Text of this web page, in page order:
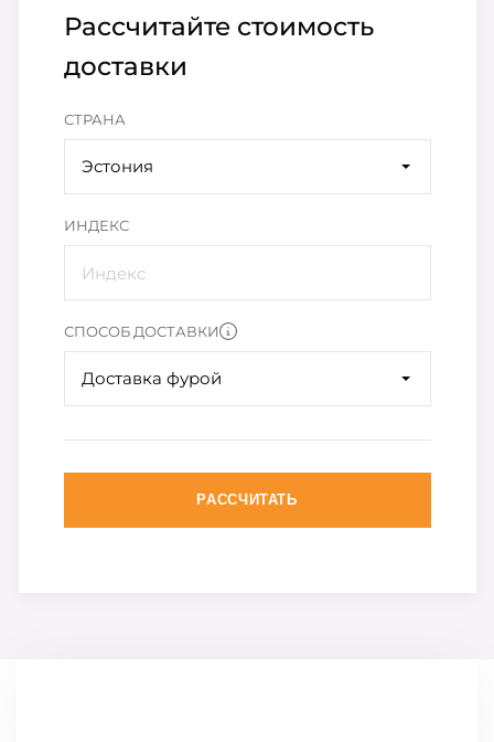
Рассчитайте стоимость
доставки
СТРАНА
Эстония
ИНДЕКС
СПОСОБ ДОСТАВКИ
Доставка фурой
РАССЧИТАТЬ